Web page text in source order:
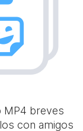
MP4 breves
con amigos